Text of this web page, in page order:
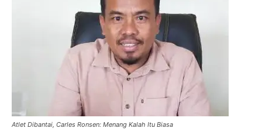
Atlet Dibantai, Carles Ronsen: Menang Kalah Itu Biasa